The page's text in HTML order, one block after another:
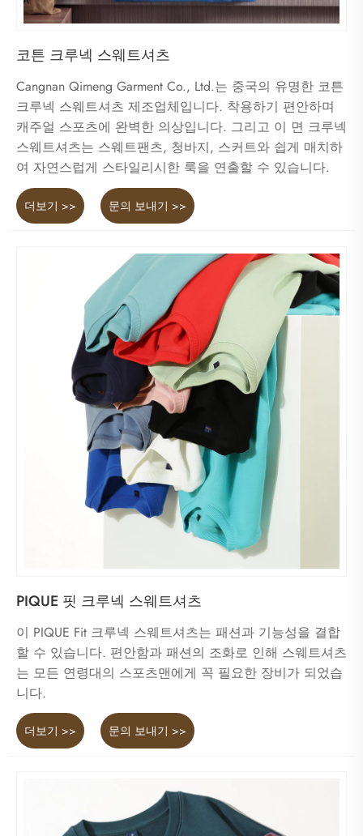
코튼 크루넥 스웨트셔츠
Cangnan Qimeng Garment Co., Ltd.는 중국의 유명한 코튼
크루넥 스웨트셔츠 제조업체입니다. 착용하기 편안하며
캐주얼 스포츠에 완벽한 의상입니다. 그리고 이 면 크루넥
스웨트셔츠는 스웨트팬츠, 청바지, 스커트와 쉽게 매치하
여 자연스럽게 스타일리시한 룩을 연출할 수 있습니다.
더보기 >> 문의 보내기 >>
PIQUE 핏 크루넥 스웨트셔츠
이 PIQUE Fit 크루넥 스웨트셔츠는 패션과 기능성을 결합
할 수 있습니다. 편안함과 패션의 조화로 인해 스웨트셔츠
는 모든 연령대의 스포츠맨에게 꼭 필요한 장비가 되었습
니다.
더보기 >> 문의 보내기 >>